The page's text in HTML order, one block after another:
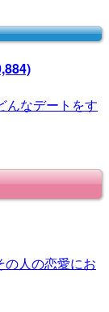
んなデートをす
の人の恋愛にお